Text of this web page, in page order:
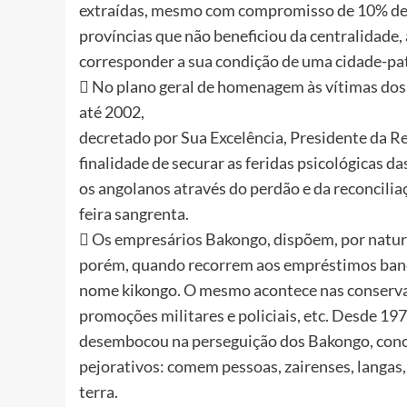
extraídas, mesmo com compromisso de 10%
províncias que não beneficiou da
corresponder a sua condição de uma cidade-
 No plano geral de homenagem às vítimas
até 2002,
decretado por Sua Excelência, Presidente da
finalidade de securar as feridas psicológicas
os angolanos através do perdão e da
feira sangrenta.
 Os empresários Bakongo, dispõem, por
porém, quando recorrem aos empréstimos
nome kikongo. O mesmo acontece nas
promoções militares e policiais, etc. Desde
desembocou na perseguição dos Bakongo,
pejorativos: comem pessoas, zairenses,
terra.